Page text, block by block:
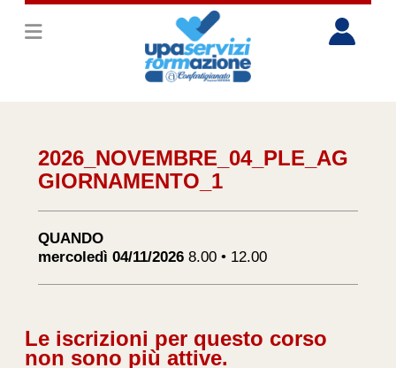
2026_NOVEMBRE_04_PLE_AG
GIORNAMENTO_1
QUANDO
mercoledì 04/11/2026 8.00 • 12.00
Le iscrizioni per questo corso
non sono più attive.